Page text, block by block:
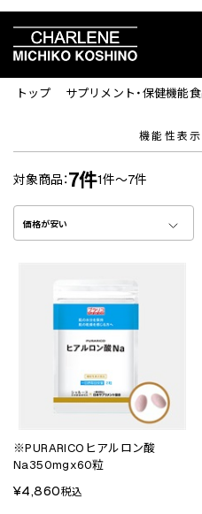
トップ サプリメント・保健機能
機能性表
対象商品：7件1件～7件
価格が安い
※PURARICOヒアルロン酸
Na350mgx60粒
¥4,860税込